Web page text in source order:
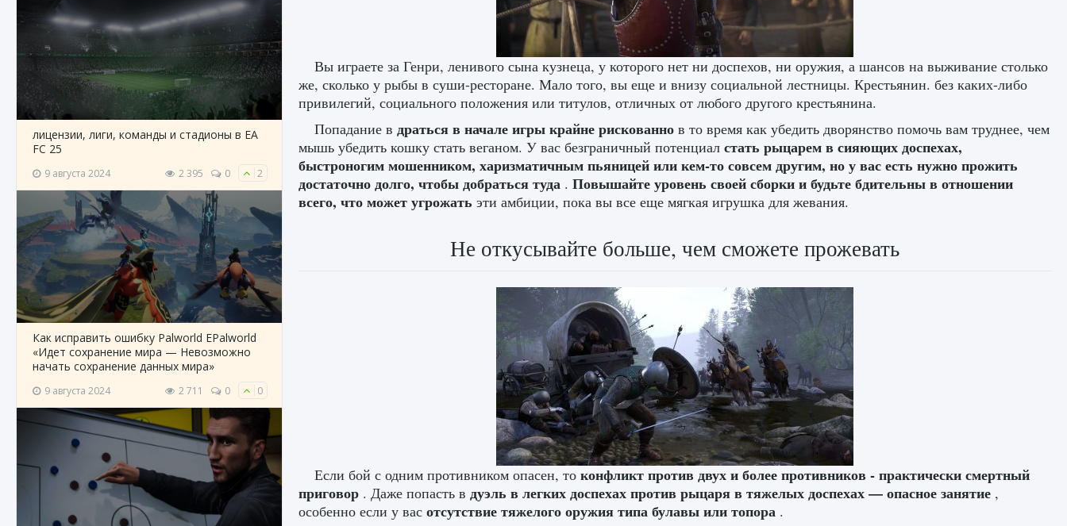
лицензии, лиги, команды и стадионы в EA
FC 25
9 августа 2024 2 395 0 2
Как исправить ошибку Palworld EPalworld
«Идет сохранение мира — Невозможно
начать сохранение данных мира»
9 августа 2024 2 711 0 0
Вы играете за Генри, ленивого сына кузнеца, у которого нет ни доспехов, ни оружия, а шансов на выживание столько
же, сколько у рыбы в суши-ресторане. Мало того, вы еще и внизу социальной лестницы. Крестьянин. без каких-либо
привилегий, социального положения или титулов, отличных от любого другого крестьянина.
Попадание в драться в начале игры крайне рискованно в то время как убедить дворянство помочь вам труднее, чем
мышь убедить кошку стать веганом. У вас безграничный потенциал стать рыцарем в сияющих доспехах,
быстроногим мошенником, харизматичным пьяницей или кем-то совсем другим, но у вас есть нужно прожить
достаточно долго, чтобы добраться туда . Повышайте уровень своей сборки и будьте бдительны в отношении
всего, что может угрожать эти амбиции, пока вы все еще мягкая игрушка для жевания.
Не откусывайте больше, чем сможете прожевать
Если бой с одним противником опасен, то конфликт против двух и более противников - практически смертный
приговор . Даже попасть в дуэль в легких доспехах против рыцаря в тяжелых доспехах — опасное занятие ,
особенно если у вас отсутствие тяжелого оружия типа булавы или топора .